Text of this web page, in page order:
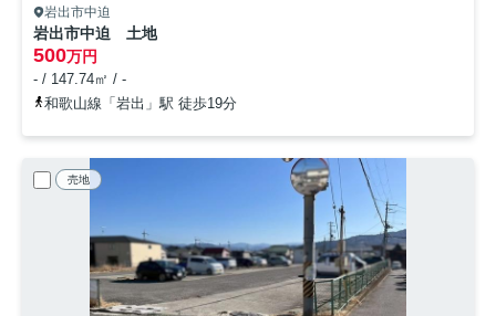
岩出市中迫
岩出市中迫 土地
500万円
- / 147.74㎡ / -
和歌山線「岩出」駅 徒歩19分
売地